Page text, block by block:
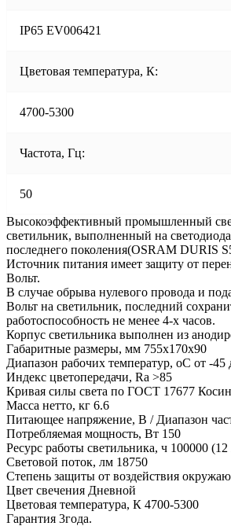
IP65 EV006421
Цветовая температура, К:
4700-5300
Частота, Гц:
50
Высокоэффективный промышленный
светильник, выполненный на
последнего поколения(OSRAM DURIS
Источник питания имеет защиту от
Вольт.
В случае обрыва нулевого провода и
Вольт на светильник, последний
работоспособность не менее 4-х часов.
Корпус светильника выполнен из
Габаритные размеры, мм 755х170х90
Диапазон рабочих температур, оС от -45
Индекс цветопередачи, Ra >85
Кривая силы света по ГОСТ 17677
Масса нетто, кг 6.6
Питающее напряжение, В / Диапазон
Потребляемая мощность, Вт 150
Ресурс работы светильника, ч 100000 (12
Световой поток, лм 18750
Степень защиты от воздействия
Цвет свечения Дневной
Цветовая температура, К 4700-5300
Гарантия 3года.